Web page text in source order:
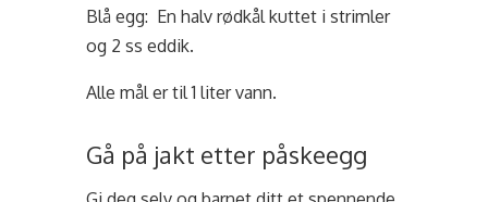
Blå egg: En halv rødkål kuttet i strimler
og 2 ss eddik.
Alle mål er til 1 liter vann.
Gå på jakt etter påskeegg